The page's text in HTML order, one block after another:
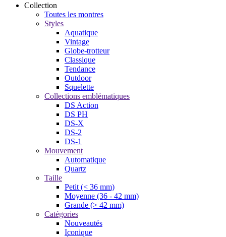
Collection
Toutes les montres
Styles
Aquatique
Vintage
Globe-trotteur
Classique
Tendance
Outdoor
Squelette
Collections emblématiques
DS Action
DS PH
DS-X
DS-2
DS-1
Mouvement
Automatique
Quartz
Taille
Petit (< 36 mm)
Moyenne (36 - 42 mm)
Grande (> 42 mm)
Catégories
Nouveautés
Iconique